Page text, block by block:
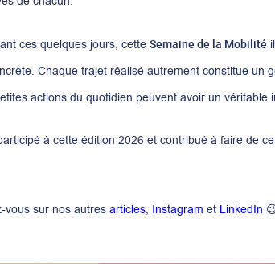
ces quelques jours, cetteSemaine de la Mobilité
Chaque trajet réalisé autrement constitue un
actions du quotidien peuvent avoir un véritable
à cette édition 2026 et contribué à faire de
vous sur nos autresarticles, Instagram et LinkedIn